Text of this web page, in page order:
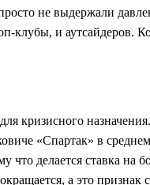
не выдержали
клубы, и аутсайдеров.
кризисного
«Спартак» в
что делается ставка
а это признак